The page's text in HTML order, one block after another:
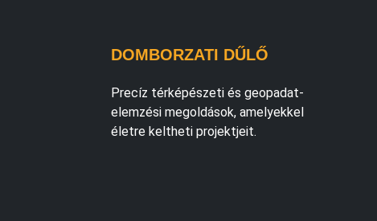
DOMBORZATI DŰLŐ
Precíz térképészeti és geopadat-
elemzési megoldások, amelyekkel
életre keltheti projektjeit.